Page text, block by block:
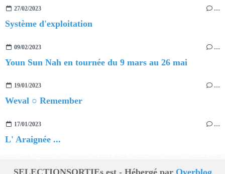
27/02/2023 …
Système d'exploitation
09/02/2023 …
Youn Sun Nah en tournée du 9 mars au 26 mai
19/01/2023 …
Weval ○ Remember
17/01/2023 …
L' Araignée ...
SELECTIONSORTIEs est - Hébergé par Overblog